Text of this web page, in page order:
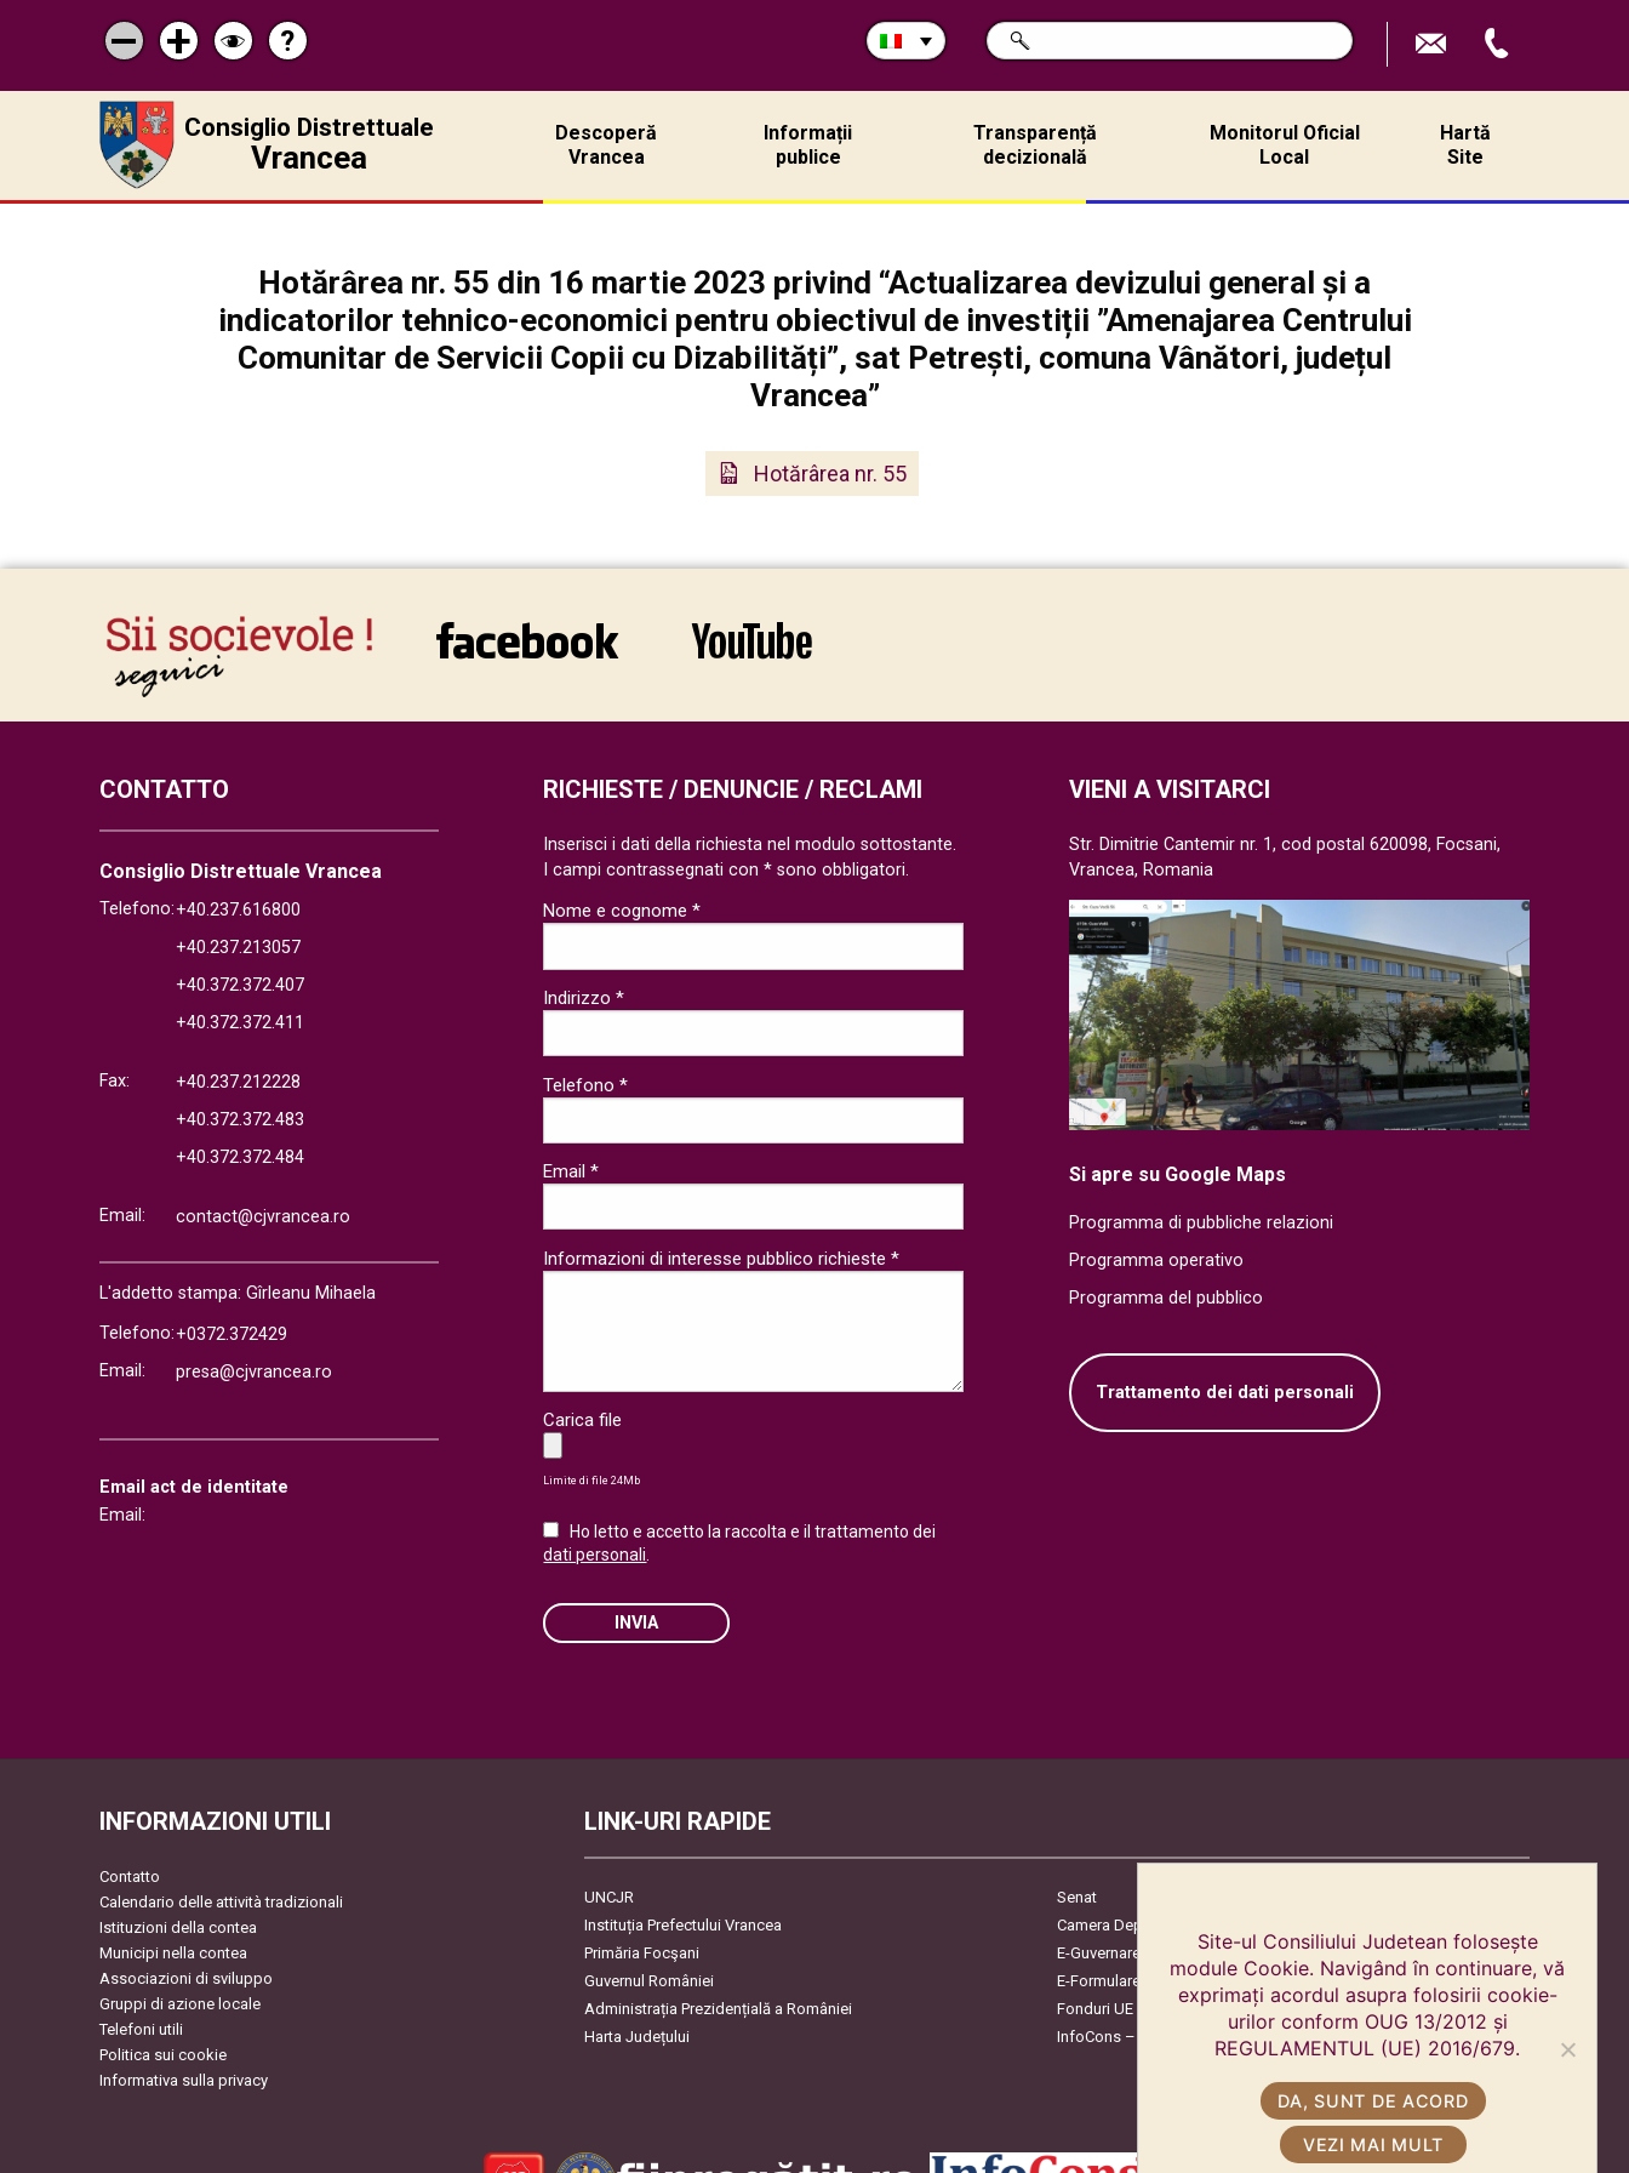
Micșorează
scrisul
Mărește
scrisul
Schimbă
contrastul
Pagina
de
ajutor
?
Cerca
nel
RICERCA
Consiglio Distrettuale
Vrancea
Descoperă
Vrancea
Informații
publice
Transparență
decizională
Monitorul Oficial
Local
Hartă
Site
Hotărârea nr. 55 din 16 martie 2023 privind “Actualizarea devizului general și a
indicatorilor tehnico-economici pentru obiectivul de investiții ”Amenajarea Centrului
Comunitar de Servicii Copii cu Dizabilități”, sat Petrești, comuna Vânători, județul
Vrancea”
Hotărârea nr. 55
CONTATTO
Consiglio Distrettuale Vrancea
Telefono:+40.237.616800
+40.237.213057
+40.372.372.407
+40.372.372.411
Fax:
+40.237.212228
+40.372.372.483
+40.372.372.484
Email: contact@cjvrancea.ro
L'addetto stampa: Gîrleanu Mihaela
Telefono:+0372.372429
Email:
presa@cjvrancea.ro
Email act de identitate
Email:
VIENI A VISITARCI
Str. Dimitrie Cantemir nr. 1, cod postal 620098, Focsani,
Vrancea, Romania
Si apre su Google Maps
Programma di pubbliche relazioni
Programma operativo
Programma del pubblico
Trattamento dei dati personali
RICHIESTE / DENUNCIE / RECLAMI
Inserisci i dati della richiesta nel modulo sottostante.
I campi contrassegnati con * sono obbligatori.
Nome e cognome *
Indirizzo *
Telefono *
Email *
Informazioni di interesse pubblico richieste *
Carica file
Limite di file 24Mb
Ho letto e accetto la raccolta e il trattamento dei
dati personali.
INVIA
INFORMAZIONI UTILI
Contatto
Calendario delle attività tradizionali
Istituzioni della contea
Municipi nella contea
Associazioni di sviluppo
Gruppi di azione locale
Telefoni utili
Politica sui cookie
Informativa sulla privacy
LINK-URI RAPIDE
UNCJR
Senat
Instituția Prefectului Vrancea
Camera Deputaților
Primăria Focşani
E-Guvernare
Guvernul României
E-Formulare
Administrația Prezidențială a României
Fonduri UE
Harta Județului
InfoCons – Protecția Consumatorilor
Site-ul Consiliului Judetean folosește
module Cookie. Navigând în continuare, vă
exprimați acordul asupra folosirii cookie-
urilor conform OUG 13/2012 și
REGULAMENTUL (UE) 2016/679.
DA, SUNT DE ACORD
VEZI MAI MULT